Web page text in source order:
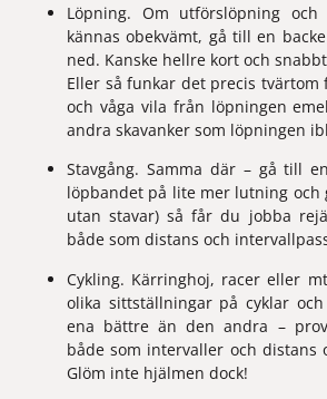
Löpning. Om utförslöpning
kännas obekvämt, gå till en
ned. Kanske hellre kort och
Eller så funkar det precis tvärtom
och våga vila från löpningen
andra skavanker som löpningen
Stavgång. Samma där – gå till
löpbandet på lite mer lutning och
utan stavar) så får du jobba
både som distans och
Cykling. Kärringhoj, racer eller
olika sittställningar på cyklar
ena bättre än den andra –
både som intervaller och distans
Glöm inte hjälmen dock!